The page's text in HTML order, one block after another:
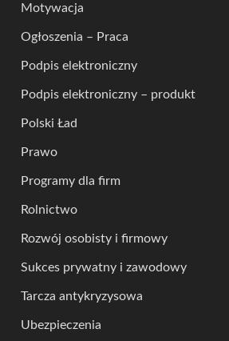
Motywacja
Ogłoszenia – Praca
Podpis elektroniczny
Podpis elektroniczny – produkt
Polski Ład
Prawo
Programy dla firm
Rolnictwo
Rozwój osobisty i firmowy
Sukces prywatny i zawodowy
Tarcza antykryzysowa
Ubezpieczenia